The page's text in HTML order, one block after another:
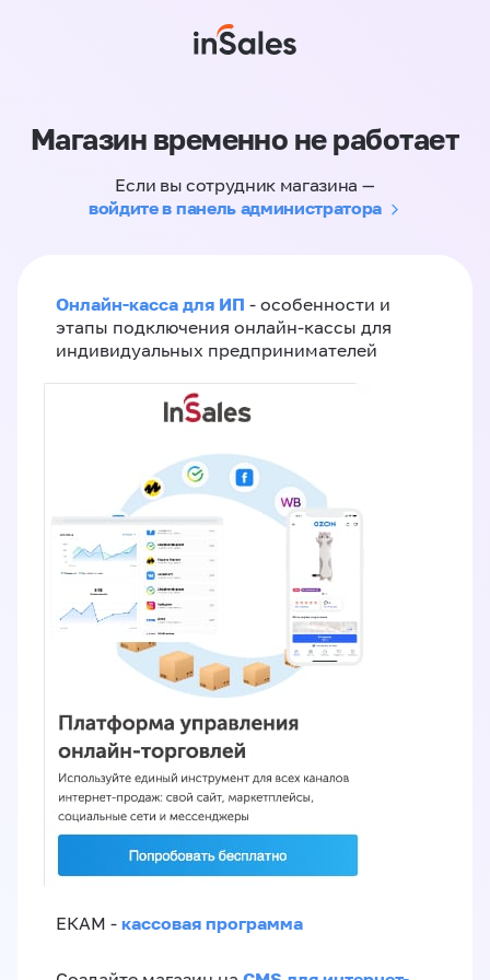
Магазин временно не работает
Если вы сотрудник магазина —
войдите в панель администратора
Онлайн-касса для ИП - особенности и
этапы подключения онлайн-кассы для
индивидуальных предпринимателей
ЕКАМ - кассовая программа